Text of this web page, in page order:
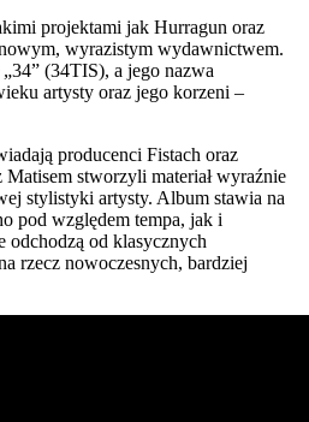
projektami jak Hurragun oraz
wyrazistym wydawnictwem.
(34TIS), a jego nazwa
artysty oraz jego korzeni –
producenci Fistach oraz
stworzyli materiał wyraźnie
stylistyki artysty. Album stawia na
pod względem tempa, jak i
odchodzą od klasycznych
rzecz nowoczesnych, bardziej